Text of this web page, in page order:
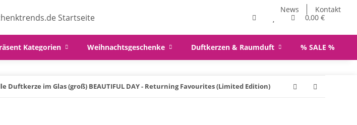
News
Kontakt
0,00 €
Kategorien Weihnachtsgeschenke Duftkerzen & Raumduft % SALE %
Duftkerze im Glas (groß) BEAUTIFUL DAY - Returning Favourites (Limited Edition)